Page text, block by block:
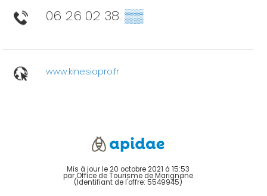
06 26 02 38 ▒▒
www.kinesiopro.fr
Mis à jour le 20 octobre 2021 à 15:53
par Office de Tourisme de Marignane
(Identifiant de l'offre: 5549945)